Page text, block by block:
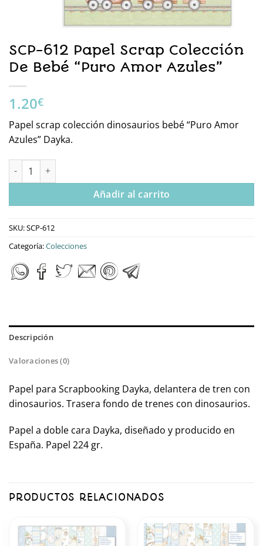
SCP-612 Papel Scrap Colección
De Bebé “Puro Amor Azules”
1.20€
Papel scrap colección dinosaurios bebé “Puro Amor
Azules” Dayka.
SCP-612 Papel Scrap Colección De Bebé “Puro Amor Azules”
Añadir al carrito
SKU:SCP-612
Categoría:Colecciones
Descripción
Valoraciones (0)
Papel para Scrapbooking Dayka, delantera de tren con
dinosaurios. Trasera fondo de trenes con dinosaurios.
Papel a doble cara Dayka, diseñado y producido en
España. Papel 224 gr.
PRODUCTOS RELACIONADOS